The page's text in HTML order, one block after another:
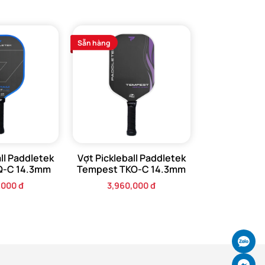
Paddletek
C 14.3mm
đ
Sẵn hàng
Vợt Pickleball Paddletek
Tempest TKO-C 14.3mm
3,960,000 đ